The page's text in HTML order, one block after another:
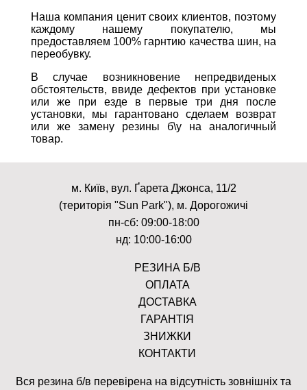
Наша компания ценит своих клиентов, поэтому
каждому нашему покупателю, мы
предоставляем 100% гарнтию качества шин, на
переобувку.
В случае возникновение непредвиденых
обстоятельств, ввиде дефектов при установке
или же при езде в первые три дня после
установки, мы гарантовано сделаем возврат
или же замену резины б\у на аналогичный
товар.
м. Київ, вул. Ґарета Джонса, 11/2
(територія "Sun Park"), м. Дорогожичі
пн-сб: 09:00-18:00
нд: 10:00-16:00
РЕЗИНА Б/В
ОПЛАТА
ДОСТАВКА
ГАРАНТІЯ
ЗНИЖКИ
КОНТАКТИ
Вся резина б/в перевірена на відсутність зовнішніх та